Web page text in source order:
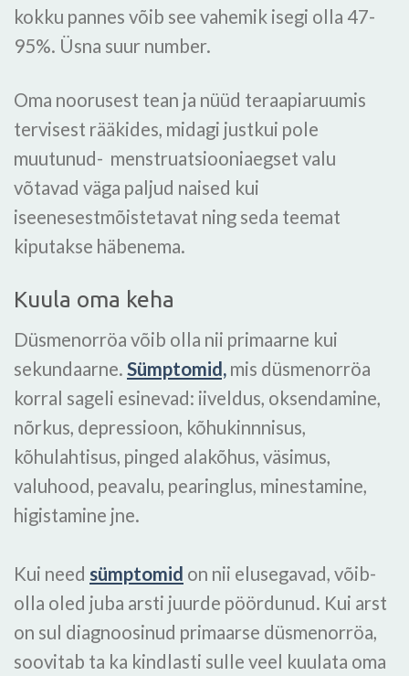
kokku pannes võib see vahemik isegi olla 47-
95%. Üsna suur number.
Oma noorusest tean ja nüüd teraapiaruumis
tervisest rääkides, midagi justkui pole
muutunud- menstruatsiooniaegset valu
võtavad väga paljud naised kui
iseenesestmõistetavat ning seda teemat
kiputakse häbenema.
Kuula oma keha
Düsmenorröa võib olla nii primaarne kui
sekundaarne. Sümptomid, mis düsmenorröa
korral sageli esinevad: iiveldus, oksendamine,
nõrkus, depressioon, kõhukinnnisus,
kõhulahtisus, pinged alakõhus, väsimus,
valuhood, peavalu, pearinglus, minestamine,
higistamine jne.
Kui need sümptomid on nii elusegavad, võib-
olla oled juba arsti juurde pöördunud. Kui arst
on sul diagnoosinud primaarse düsmenorröa,
soovitab ta ka kindlasti sulle veel kuulata oma